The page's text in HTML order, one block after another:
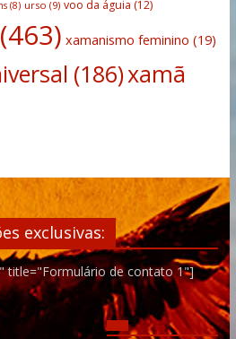
(8) urso (9) voo da águia (12)
(463) xamanismo feminino (19)
(186)xamã
exclusivas:
title="Formulário de contato 1"]